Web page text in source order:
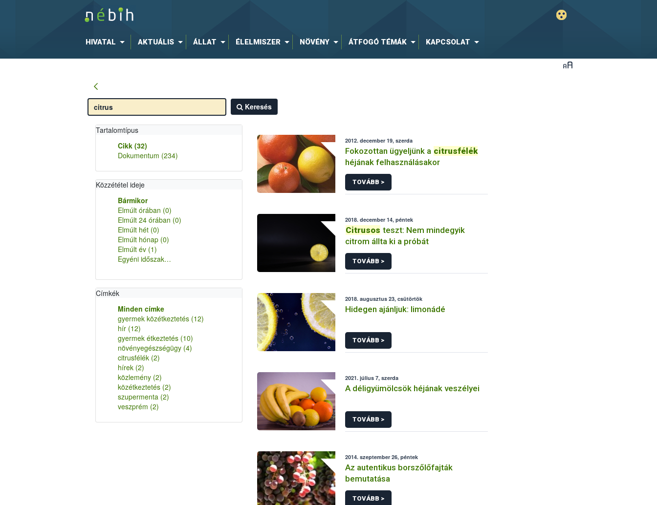
HIVATAL AKTUÁLIS ÁLLAT ÉLELMISZER NÖVÉNY ÁTFOGÓ TÉMÁK KAPCSOLAT
Keresés
Tartalomtípus
Cikk (32)
Dokumentum (234)
Közzététel ideje
Bármikor
Elmúlt órában (0)
Elmúlt 24 órában (0)
Elmúlt hét (0)
Elmúlt hónap (0)
Elmúlt év (1)
Egyéni időszak…
Címkék
Minden címke
gyermek közétkeztetés (12)
hír (12)
gyermek étkeztetés (10)
növényegészségügy (4)
citrusfélék (2)
hírek (2)
közlemény (2)
közétkeztetés (2)
szupermenta (2)
veszprém (2)
2012. december 19, szerda
Fokozottan ügyeljünk a citrusfélék
héjának felhasználásakor
TOVÁBB >
2018. december 14, péntek
Citrusos teszt: Nem mindegyik
citrom állta ki a próbát
TOVÁBB >
2018. augusztus 23, csütörtök
Hidegen ajánljuk: limonádé
TOVÁBB >
2021. július 7, szerda
A déligyümölcsök héjának veszélyei
TOVÁBB >
2014. szeptember 26, péntek
Az autentikus borszőlőfajták
bemutatása
TOVÁBB >